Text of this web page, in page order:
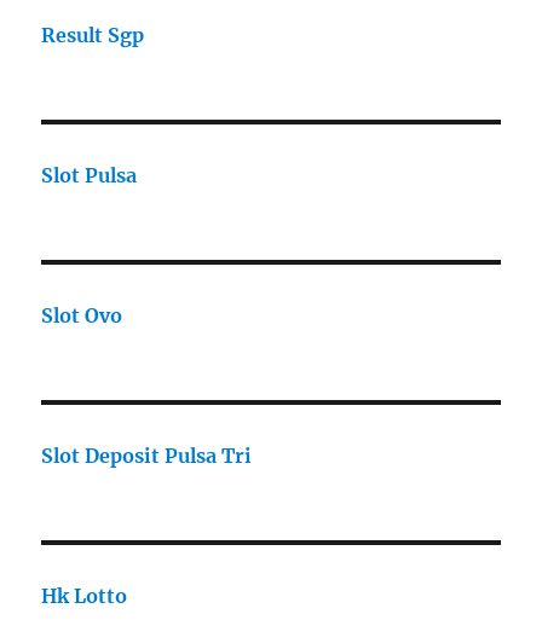
Result Sgp
Slot Pulsa
Slot Ovo
Slot Deposit Pulsa Tri
Hk Lotto